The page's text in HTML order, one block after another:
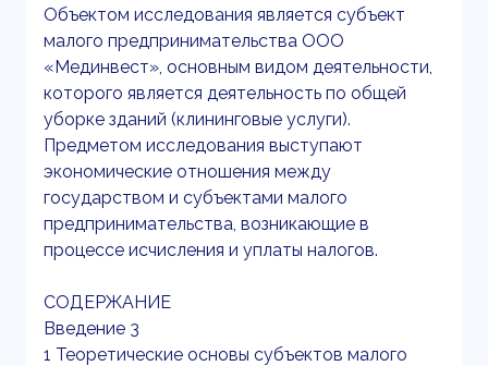
Объектом исследования является субъект
малого предпринимательства ООО
«Мединвест», основным видом деятельности,
которого является деятельность по общей
уборке зданий (клининговые услуги).
Предметом исследования выступают
экономические отношения между
государством и субъектами малого
предпринимательства, возникающие в
процессе исчисления и уплаты налогов.
СОДЕРЖАНИЕ
Введение 3
1 Теоретические основы субъектов малого